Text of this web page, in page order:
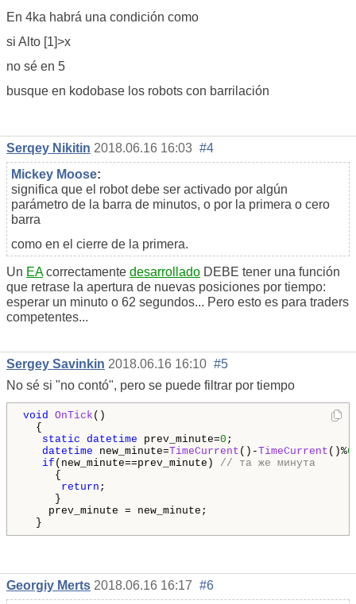
En 4ka habrá una condición como
si Alto [1]>x
no sé en 5
busque en kodobase los robots con barrilación
Serqey Nikitin 2018.06.16 16:03 #4
Mickey Moose:
significa que el robot debe ser activado por algún
parámetro de la barra de minutos, o por la primera o cero
barra
como en el cierre de la primera.
Un EAcorrectamente desarrollado DEBE tener una función
que retrase la apertura de nuevas posiciones por tiempo:
esperar un minuto o 62 segundos... Pero esto es para traders
competentes...
Sergey Savinkin 2018.06.16 16:10 #5
No sé si "no contó", pero se puede filtrar por tiempo
void OnTick ()
{
static datetime prev_minute=0 ;
datetime new_minute=TimeCurrent ()-TimeCurrent ()%
if (new_minute==prev_minute) // та же минута
{
return ;
}
prev_minute = new_minute;
Georgiy Merts 2018.06.16 16:17 #6